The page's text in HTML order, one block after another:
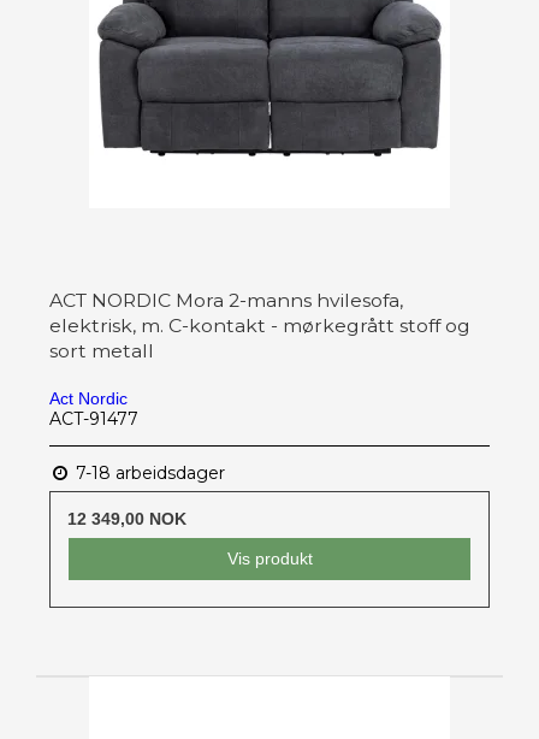
ACT NORDIC Mora 2-manns hvilesofa,
elektrisk, m. C-kontakt - mørkegrått stoff og
sort metall
Act Nordic
ACT-91477
7-18 arbeidsdager
12 349,00 NOK
Vis produkt